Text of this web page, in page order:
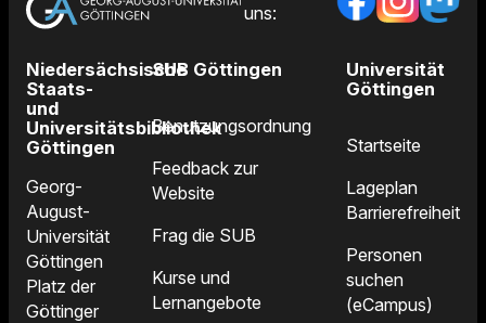
uns:
Niedersächsische
Staats-
und
Universitätsbibliothek
Göttingen
Georg-
August-
Universität
Göttingen
Platz der
Göttinger
SUB Göttingen
Benutzungsordnung
Feedback zur
Website
Frag die SUB
Kurse und
Lernangebote
Universität
Göttingen
Startseite
Lageplan
Barrierefreiheit
Personen
suchen
(eCampus)